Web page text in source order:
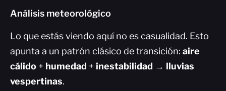
Análisis meteorológico
Lo que estás viendo aquí no es casualidad. Esto
apunta a un patrón clásico de transición: aire
cálido + humedad + inestabilidad → lluvias
vespertinas.